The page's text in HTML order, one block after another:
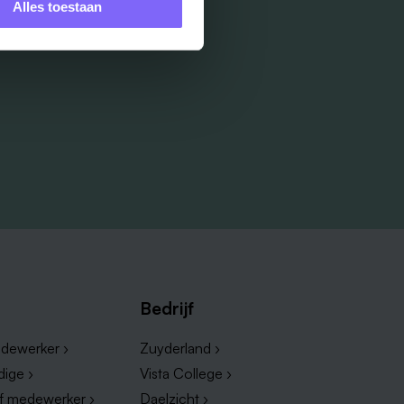
Alles toestaan
›
›
medewerker ›
Bedrijf
Zuyderland ›
Vista College ›
Daelzicht ›